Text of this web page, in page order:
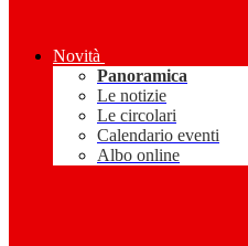
Novità
Panoramica
Le notizie
Le circolari
Calendario eventi
Albo online